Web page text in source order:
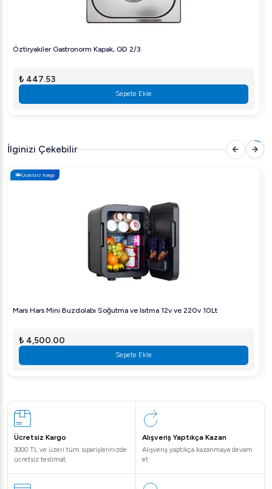
Öztiryakiler Gastronorm Kapak, GD 2/3
₺ 447.53
Sepete Ekle
İlginizi Çekebilir
Ücretsiz Kargo
Mars Hars Mini Buzdolabı Soğutma ve Isıtma 12v ve 220v 10Lt
₺ 4,500.00
Sepete Ekle
Ücretsiz Kargo
3000 TL ve üzeri tüm siparişlerinizde
ücretsiz teslimat.
Alışveriş Yaptıkça Kazan
Alışveriş yaptıkça kazanmaya devam
et